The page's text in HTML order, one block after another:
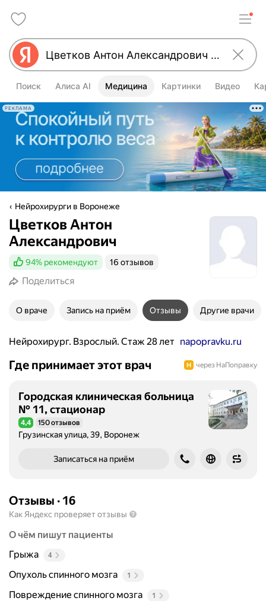
Поиск Алиса AI Медицина Картинки Видео
РЕКЛАМА
Нейрохирурги в Воронеже
Цветков Антон
Александрович
94% рекомендуют 16 отзывов
Поделиться
О враче Запись на приём Отзывы Другие врачи
Нейрохирург. Взрослый. Стаж 28 лет napopravku.ru
Где принимает этот врач через НаПоправку
Городская клиническая больница
№ 11, стационар
Рейтинг 4,4 из 5
4,4 150 отзывов
Грузинская улица, 39, Воронеж
Записаться на приём
Отзывы · 16
Как Яндекс проверяет отзывы
О чём пишут пациенты
Грыжа
4
Опухоль спинного мозга 1
Повреждение спинного мозга 1